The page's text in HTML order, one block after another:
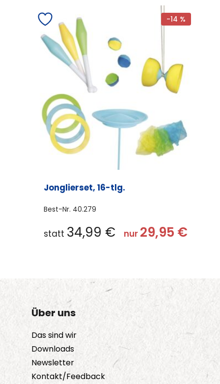
-14 %
Jonglierset, 16-tlg.
Best-Nr. 40.279
statt 34,99 € nur 29,95 €
Über uns
Das sind wir
Downloads
Newsletter
Kontakt/Feedback